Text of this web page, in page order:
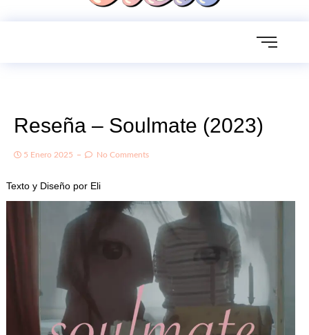
Reseña – Soulmate (2023)
5 Enero 2025 No Comments
Texto y Diseño por Eli